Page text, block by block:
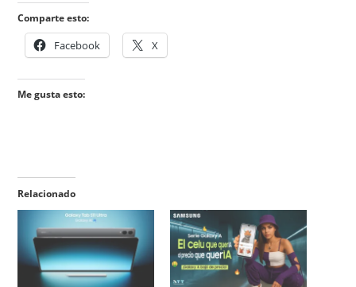
Comparte esto:
Facebook X
Me gusta esto:
Relacionado